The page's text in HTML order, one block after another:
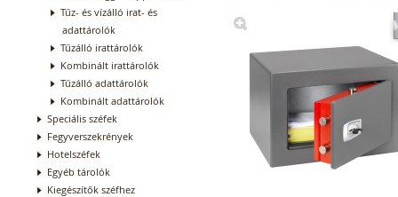
Tűz- és vízálló irat- és
adattárolók
Tűzálló irattárolók
Kombinált irattárolók
Tűzálló adattárolók
Kombinált adattárolók
Speciális széfek
Fegyverszekrények
Hotelszéfek
Egyéb tárolók
Kiegészítők széfhez